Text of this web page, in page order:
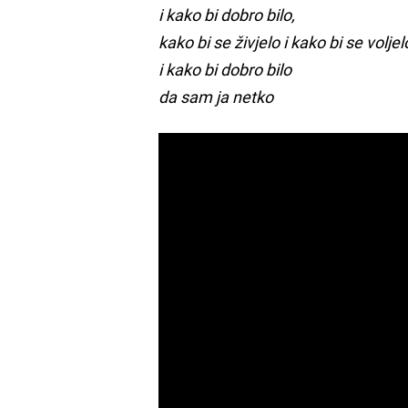
i kako bi dobro bilo,
kako bi se živjelo i kako bi se
i kako bi dobro bilo
da sam ja netko